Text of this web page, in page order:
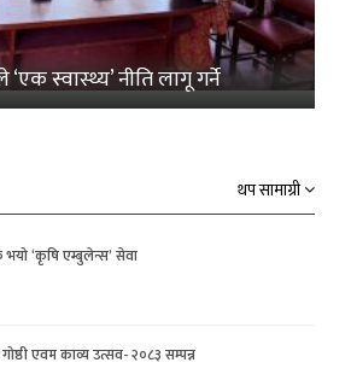
स्वास्थ्य’ नीति लागू गर्ने
थप सामाग्री
‘कृषि एम्बुलेन्स’ सेवा
गोष्ठी एवम काव्य उत्सव- २०८३ सम्पन्न